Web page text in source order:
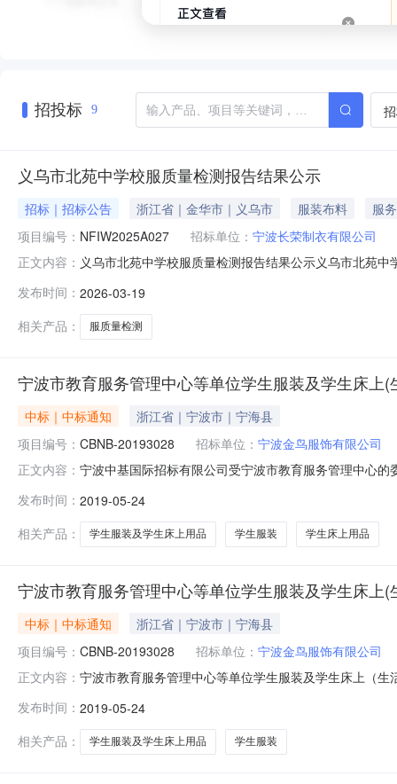
招投标 9
义乌市北苑中学校服质量检测报告结果公示
招标｜招标公告 浙江省｜金华市｜义乌市 服装布料
服务
项目编号： NFIW2025A027 招标单位： 宁波长荣制衣有限公司
正文内容： 义乌市北苑中学校服质量检测报告结果公示义乌市北苑
检报告公示如下：短袖T恤向右滑动查看所有内容中裤向
审：傅文明复审：黄银慧终审：黄跃峰
发布时间： 2026-03-19
相关产品：
服质量检测
宁波市教育服务管理中心等单位学生服装及学生床上
中标｜中标通知
浙江省｜宁波市｜宁海县
项目编号： CBNB-20193028 招标单位： 宁波金鸟服饰有限公司
正文内容： 宁波中基国际招标有限公司受宁波市教育服务管理中心
目三、合同履行日期：根据招标文件规定执行四、招标
果：子包
发布时间： 2019-05-24
相关产品：
学生服装及学生床上用品 学生服装 学生床上用品
宁波市教育服务管理中心等单位学生服装及学生床
中标｜中标通知
浙江省｜宁波市｜宁海县
项目编号： CBNB-20193028 招标单位： 宁波金鸟服饰有限公司
正文内容： 宁波市教育服务管理中心等单位学生服装及学生床上（
告如下：一、采购编号：CBNB-20193028二、项目名称
标文件规定执行四、招标公告
发布时间： 2019-05-24
相关产品：
学生服装及学生床上用品 学生服装